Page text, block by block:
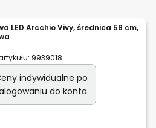
LED Arcchio Vivy, średnica 58 cm,
9939018
indywidualne po
do konta